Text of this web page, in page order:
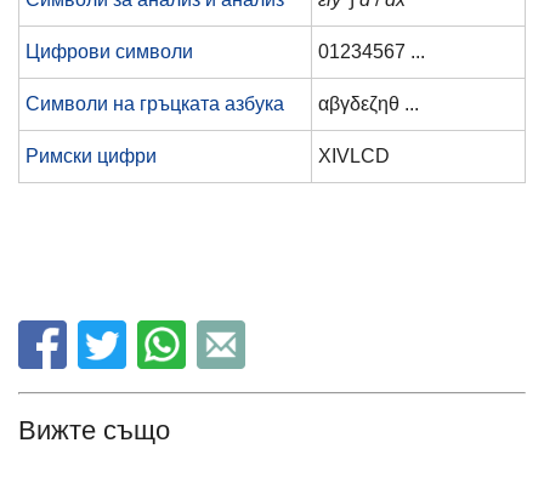
Цифрови символи 01234567 ...
Символи на гръцката азбука αβγδεζηθ ...
Римски цифри XIVLCD
Вижте също